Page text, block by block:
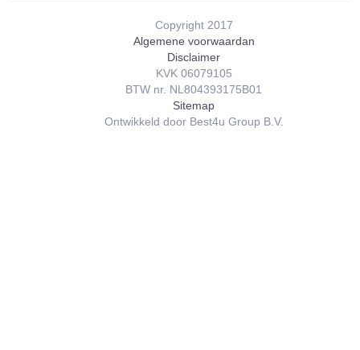
Copyright 2017
Algemene voorwaardan
Disclaimer
KVK 06079105
BTW nr. NL804393175B01
Sitemap
Ontwikkeld door Best4u Group B.V.